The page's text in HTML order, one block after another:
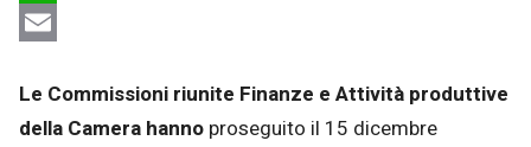
WhatsApp
Le Commissioni riunite Finanze e Attività produttive
della Camera hanno proseguito il 15 dicembre